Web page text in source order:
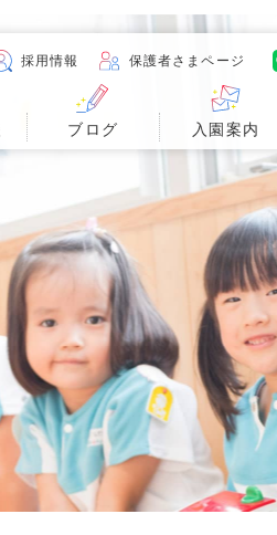
採用情報 保護者さまページ
ブログ 入園案内